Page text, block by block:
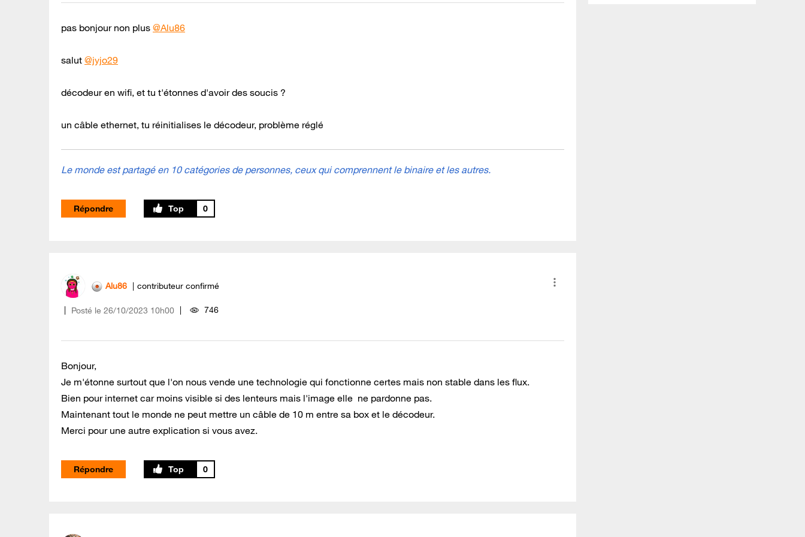
pas bonjour non plus @Alu86
salut @jyjo29
décodeur en wifi, et tu t'étonnes d'avoir des soucis ?
un câble ethernet, tu réinitialises le décodeur, problème réglé
Le monde est partagé en 10 catégories de personnes, ceux qui comprennent le binaire et les autres.
Répondre 0
Alu86 contributeur confirmé
Posté le ‎26/10/2023 10h00 746
Bonjour,
Je m'étonne surtout que l'on nous vende une technologie qui fonctionne certes mais non stable dans les flux.
Bien pour internet car moins visible si des lenteurs mais l'image elle ne pardonne pas.
Maintenant tout le monde ne peut mettre un câble de 10 m entre sa box et le décodeur.
Merci pour une autre explication si vous avez.
Répondre 0